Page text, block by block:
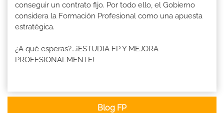
conseguir un contrato fijo. Por todo ello, el Gobierno
considera la Formación Profesional como una apuesta
estratégica.
¿A qué esperas?...¡ESTUDIA FP Y MEJORA
PROFESIONALMENTE!
Blog FP